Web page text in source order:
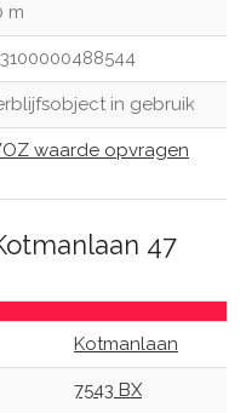
m
in gebruik
waarde opvragen
47
Kotmanlaan
7543 BX